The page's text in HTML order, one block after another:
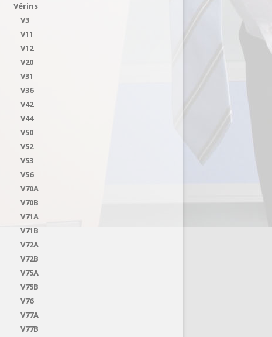
Vérins
V3
V11
V12
V20
V31
V36
V42
V44
V50
V52
V53
V56
V70A
V70B
V71A
V71B
V72A
V72B
V75A
V75B
V76
V77A
V77B